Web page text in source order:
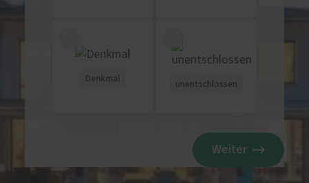
Denkmal
unentschlossen
Weiter